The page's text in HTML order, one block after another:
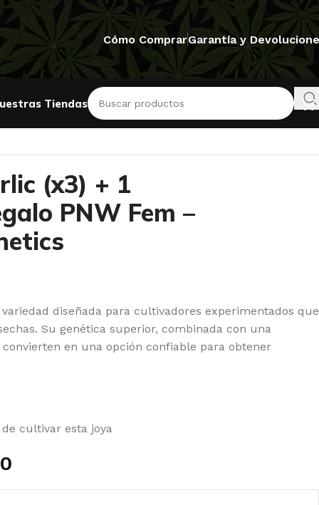
Cómo ComprarGarantía y
Tiendas
(x3) + 1
PNW Fem –
diseñada para cultivadores experimentados que
Su genética superior, combinada con una
en una opción confiable para obtener
cultivar esta joya